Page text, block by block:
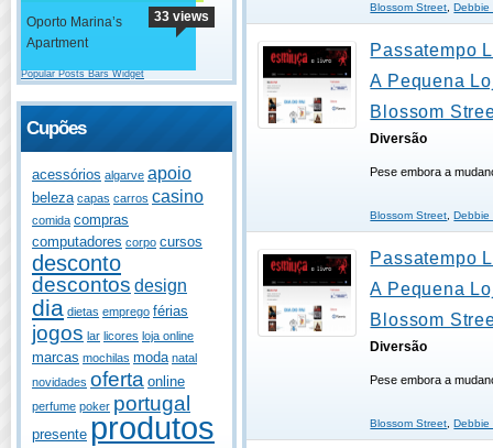
Oporto Marina’s
Apartment
33 views
Popular Posts Bars Widget
Cupões
acessórios algarve apoio
beleza capas carros casino
comida compras
computadores corpo cursos
desconto
descontos design
dia dietas emprego férias
jogos lar licores loja online
marcas mochilas moda natal
novidades oferta online
perfume poker portugal
presente produtos
Blossom Street ,Debbie
Passatempo
A Pequena
Blossom
Diversão
Pese embora a
Blossom Street ,Debbie
Passatempo
A Pequena
Blossom
Diversão
Pese embora a
Blossom Street ,Debbie